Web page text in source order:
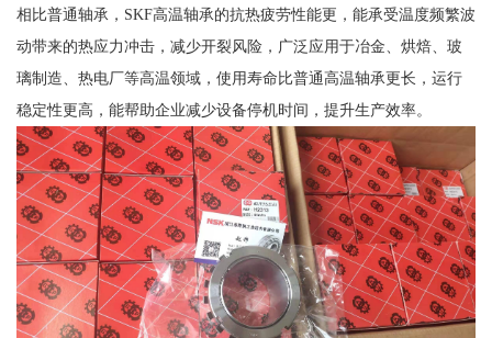
相比普通轴承，SKF高温轴承的抗热疲劳性能更，能承受温度频繁波
动带来的热应力冲击，减少开裂风险，广泛应用于冶金、烘焙、玻
璃制造、热电厂等高温领域，使用寿命比普通高温轴承更长，运行
稳定性更高，能帮助企业减少设备停机时间，提升生产效率。